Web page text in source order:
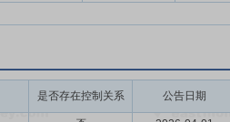
是否存在控制关系 公告日期